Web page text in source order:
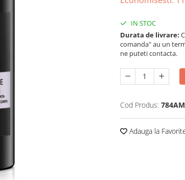
IN STOC
Durata de livrare:
comanda" au un
ne puteti contacta.
Cod Produs:
Adauga la